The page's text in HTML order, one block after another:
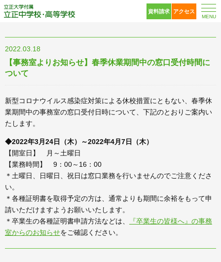
立正大学付属 立正中
資料請求 アクセス
MENU
2022.03.18
【事務室よりお知らせ】春季休業期間中の窓口受付時間に
ついて
新型コロナウイルス感染症対策による休校措置にともない、春季休
業期間中の事務室の窓口受付日時について、下記のとおりご案内い
たします。
◆2022年3月24日（木）～2022年4月7日（木）
【開室日】 月～土曜日
【業務時間】 9：00～16：00
＊土曜日、日曜日、祝日は窓口業務を行いませんのでご注意くださ
い。
＊各種証明書を取得予定の方は、通常よりも期間に余裕をもって申
請いただけますようお願いいたします。
＊卒業生の各種証明書申請方法などは、
『卒業生の皆様へ』の事務
室からのお知らせをご確認ください。